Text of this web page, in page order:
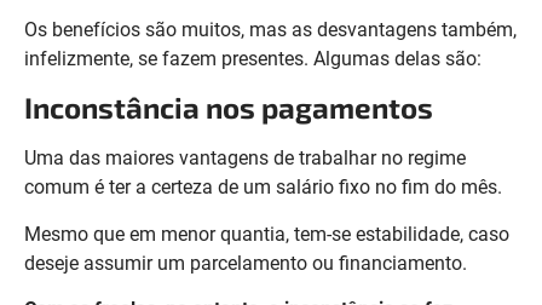
Os benefícios são muitos, mas as desvantagens também,
infelizmente, se fazem presentes. Algumas delas são:
Inconstância nos pagamentos
Uma das maiores vantagens de trabalhar no regime
comum é ter a certeza de um salário fixo no fim do mês.
Mesmo que em menor quantia, tem-se estabilidade, caso
deseje assumir um parcelamento ou financiamento.